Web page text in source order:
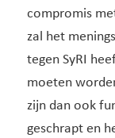
compromis
zal het
tegen SyRI
moeten
zijn dan ook
geschrapt en